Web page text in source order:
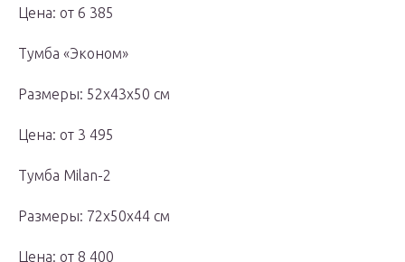
Цена: от 6 385
Тумба «Эконом»
Размеры: 52х43х50 см
Цена: от 3 495
Тумба Milan-2
Размеры: 72х50х44 см
Цена: от 8 400